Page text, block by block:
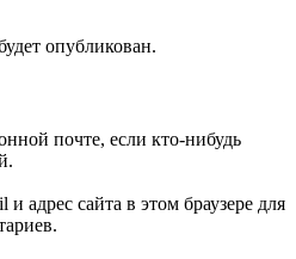
опубликован.
почте, если кто-нибудь
адрес сайта в этом браузере для